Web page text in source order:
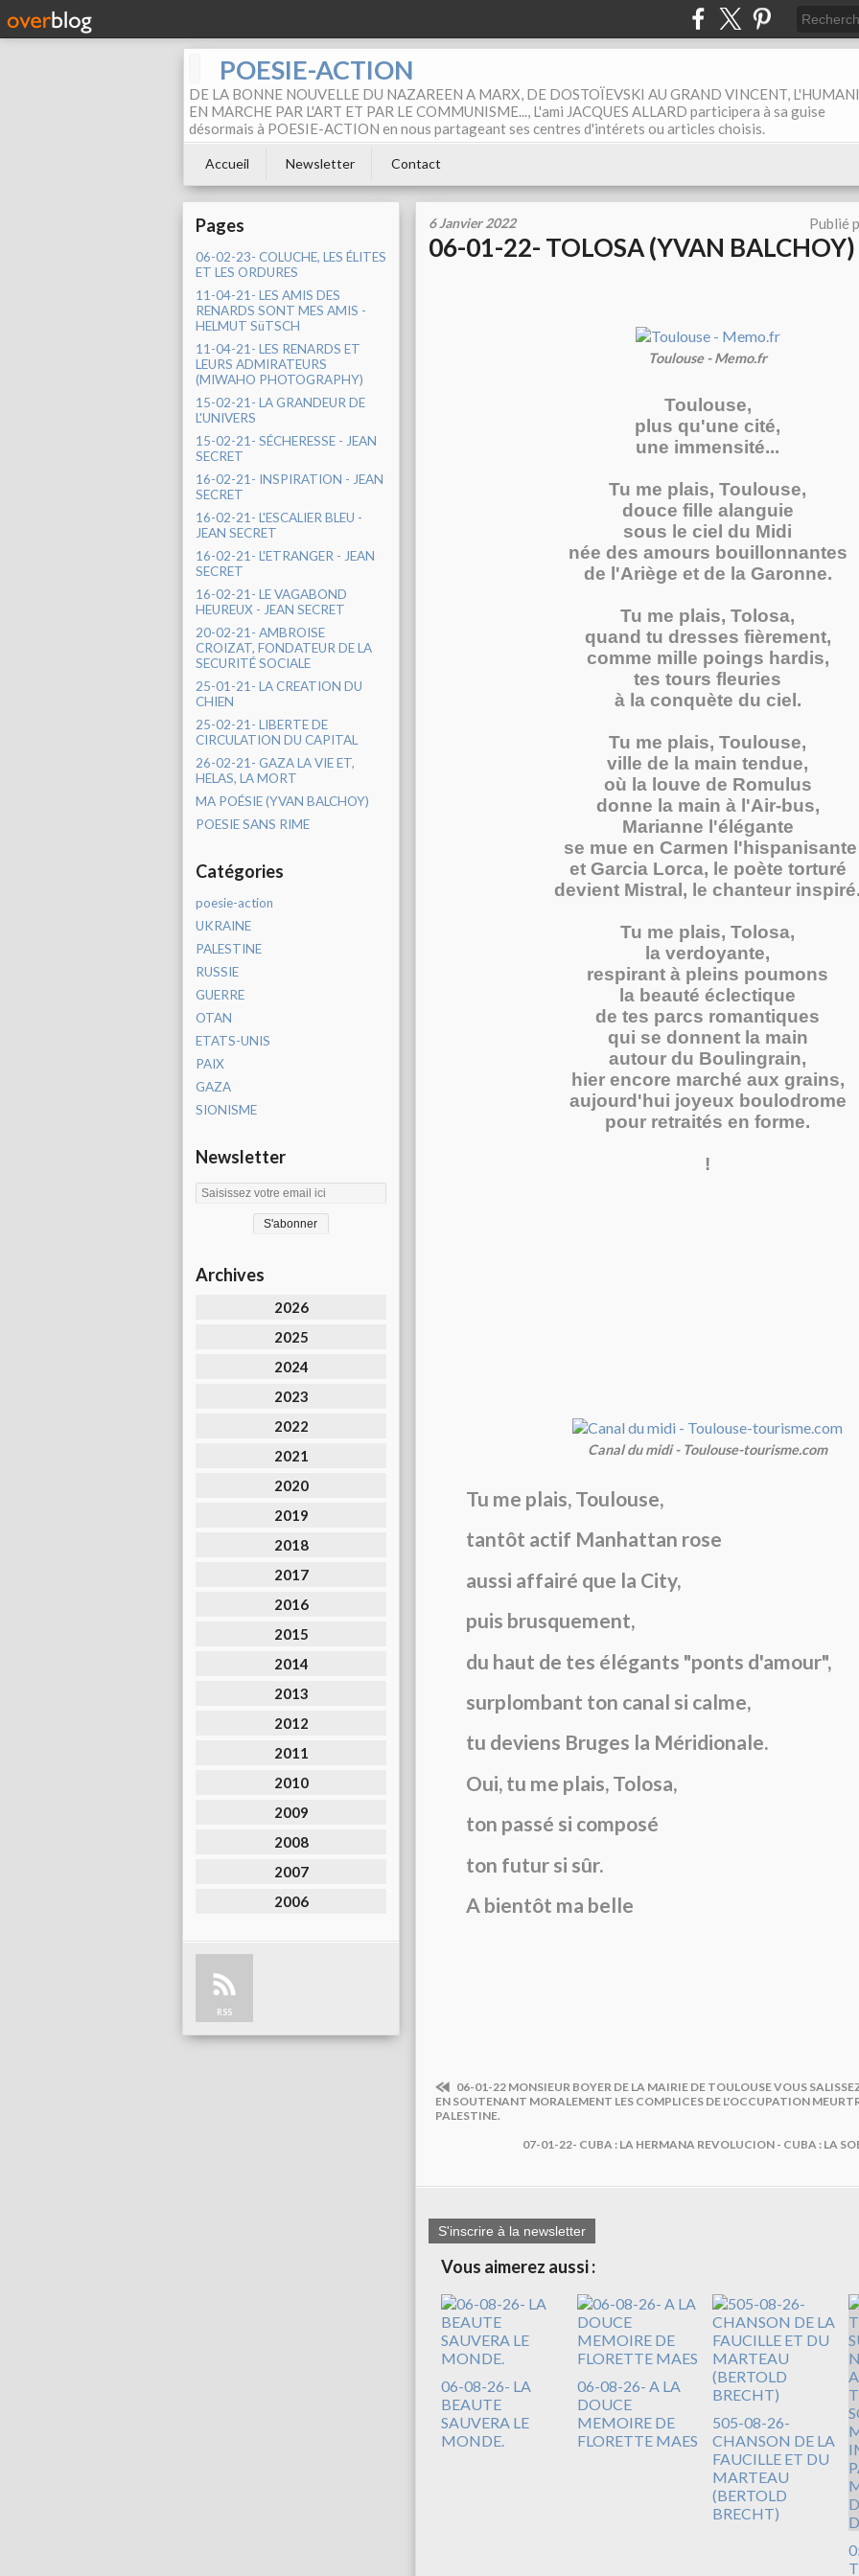
POESIE-ACTION
DE LA BONNE NOUVELLE DU NAZAREEN A MARX, DE DOSTOÏEVSKI AU GRAND VINCENT,
EN MARCHE PAR L'ART ET PAR LE COMMUNISME..., L'ami JACQUES ALLARD participera à sa guise
désormais à POESIE-ACTION en nous partageant ses centres d'intérets ou articles choisis.
Accueil Newsletter Contact
Pages
06-02-23- COLUCHE, LES ÉLITES
ET LES ORDURES
11-04-21- LES AMIS DES
RENARDS SONT MES AMIS -
HELMUT SüTSCH
11-04-21- LES RENARDS ET
LEURS ADMIRATEURS
(MIWAHO PHOTOGRAPHY)
15-02-21- LA GRANDEUR DE
L'UNIVERS
15-02-21- SÉCHERESSE - JEAN
SECRET
16-02-21- INSPIRATION - JEAN
SECRET
16-02-21- L'ESCALIER BLEU -
JEAN SECRET
16-02-21- L'ETRANGER - JEAN
SECRET
16-02-21- LE VAGABOND
HEUREUX - JEAN SECRET
20-02-21- AMBROISE
CROIZAT, FONDATEUR DE LA
SECURITÉ SOCIALE
25-01-21- LA CREATION DU
CHIEN
25-02-21- LIBERTE DE
CIRCULATION DU CAPITAL
26-02-21- GAZA LA VIE ET,
HELAS, LA MORT
MA POÉSIE (YVAN BALCHOY)
POESIE SANS RIME
Catégories
poesie-action
UKRAINE
PALESTINE
RUSSIE
GUERRE
OTAN
ETATS-UNIS
PAIX
GAZA
SIONISME
Newsletter
Archives
2026
2025
2024
2023
2022
2021
2020
2019
2018
2017
2016
2015
2014
2013
2012
2011
2010
2009
2008
2007
2006
RSS
6 Janvier 2022 Publié
06-01-22- TOLOSA (YVAN BALCHOY)
Toulouse - Memo.fr
Toulouse,
plus qu'une cité,
une immensité...
Tu me plais, Toulouse,
douce fille alanguie
sous le ciel du Midi
née des amours bouillonnantes
de l'Ariège et de la Garonne.
Tu me plais, Tolosa,
quand tu dresses fièrement,
comme mille poings hardis,
tes tours fleuries
à la conquète du ciel.
Tu me plais, Toulouse,
ville de la main tendue,
où la louve de Romulus
donne la main à l'Air-bus,
Marianne l'élégante
se mue en Carmen l'hispanisante
et Garcia Lorca, le poète torturé
devient Mistral, le chanteur
Tu me plais, Tolosa,
la verdoyante,
respirant à pleins poumons
la beauté éclectique
de tes parcs romantiques
qui se donnent la main
autour du Boulingrain,
hier encore marché aux grains,
aujourd'hui joyeux boulodrome
pour retraités en forme.
!
Canal du midi - Toulouse-tourisme.com
Tu me plais, Toulouse,
tantôt actif Manhattan rose
aussi affairé que la City,
puis brusquement,
du haut de tes élégants "ponts d'amour",
surplombant ton canal si calme,
tu deviens Bruges la Méridionale.
Oui, tu me plais, Tolosa,
ton passé si composé
ton futur si sûr.
A bientôt ma belle
06-01-22 MONSIEUR BOYER DE LA MAIRIE DE TOULOUSE VOUS
EN SOUTENANT MORALEMENT LES COMPLICES DE L'OCCUPATION
PALESTINE.
07-01-22- CUBA : LA HERMANA REVOLUCION - CUBA : LA
S'inscrire à la newsletter
Vous aimerez aussi :
06-08-26- LA
BEAUTE
SAUVERA LE
MONDE.
06-08-26- A LA
DOUCE
MEMOIRE DE
FLORETTE MAES
505-08-26-
CHANSON DE LA
FAUCILLE ET DU
MARTEAU
(BERTOLD
BRECHT)